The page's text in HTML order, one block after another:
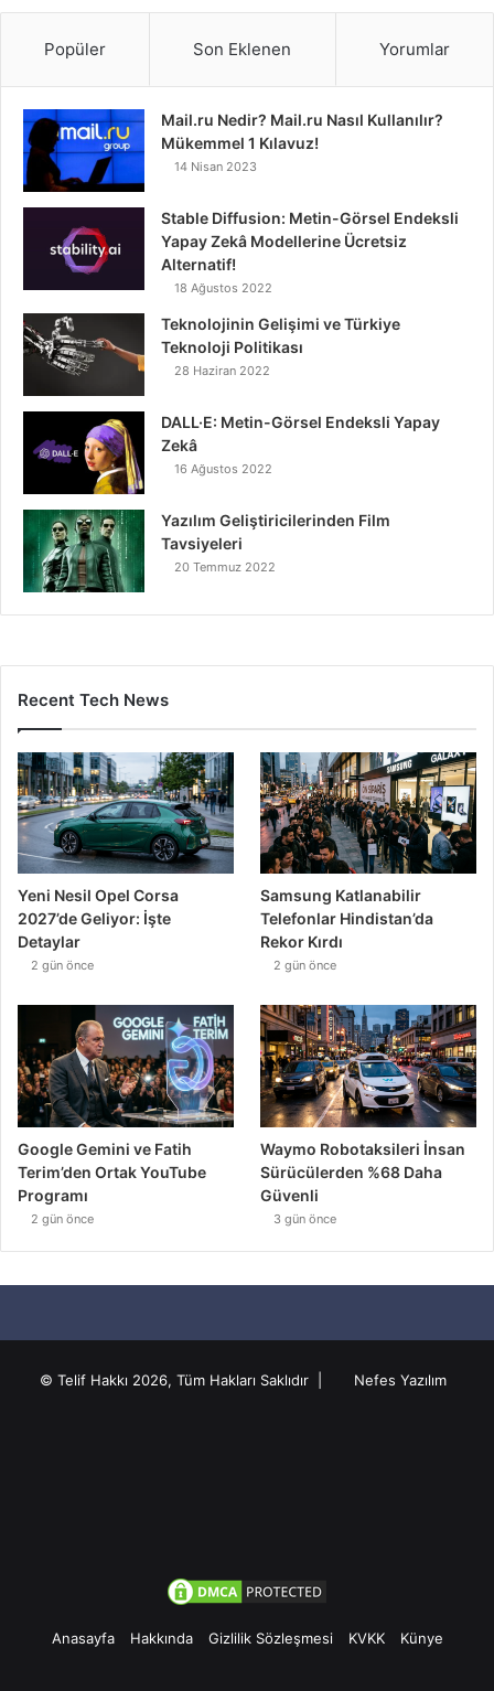
Popüler Son Eklenen Yorumlar
Mail.ru Nedir? Mail.ru Nasıl Kullanılır?
Mükemmel 1 Kılavuz!
14 Nisan 2023
Stable Diffusion: Metin-Görsel Endeksli
Yapay Zekâ Modellerine Ücretsiz
Alternatif!
18 Ağustos 2022
Teknolojinin Gelişimi ve Türkiye
Teknoloji Politikası
28 Haziran 2022
DALL·E: Metin-Görsel Endeksli Yapay
Zekâ
16 Ağustos 2022
Yazılım Geliştiricilerinden Film
Tavsiyeleri
20 Temmuz 2022
Recent Tech News
Yeni Nesil Opel Corsa
2027’de Geliyor: İşte
Detaylar
2 gün önce
Samsung Katlanabilir
Telefonlar Hindistan’da
Rekor Kırdı
2 gün önce
Google Gemini ve Fatih
Terim’den Ortak YouTube
Programı
2 gün önce
Waymo Robotaksileri İnsan
Sürücülerden %68 Daha
Güvenli
3 gün önce
© Telif Hakkı 2026, Tüm Hakları Saklıdır | Nefes Yazılım
Anasayfa Hakkında Gizlilik Sözleşmesi KVKK Künye